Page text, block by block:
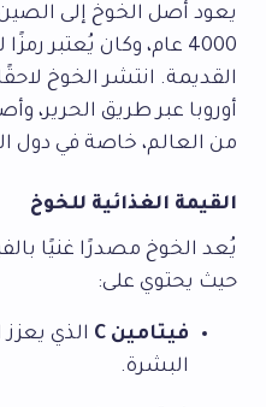
يعود أصل الخوخ إلى
4000 عام، وكان يُعتبر
القديمة. انتشر الخوخ
أوروبا عبر طريق الحرير،
من العالم، خاصة في دول
القيمة الغذائية للخوخ
يُعد الخوخ مصدرًا غنيًا
حيث يحتوي على:
فيتامين C
الذي
البشرة.